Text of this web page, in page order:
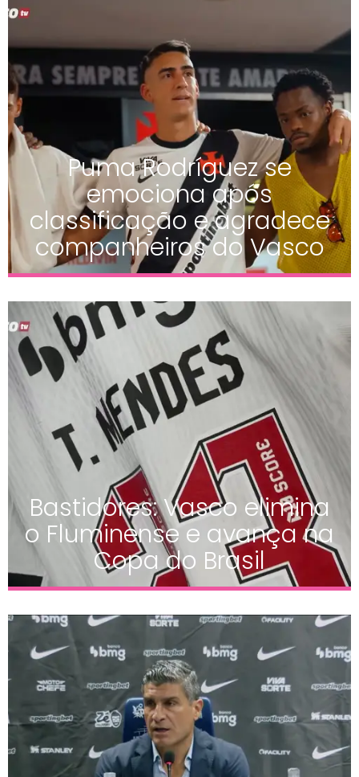
Puma Rodríguez se
emociona após
classificação e agradece
companheiros do Vasco
Bastidores: Vasco elimina
o Fluminense e avança na
Copa do Brasil